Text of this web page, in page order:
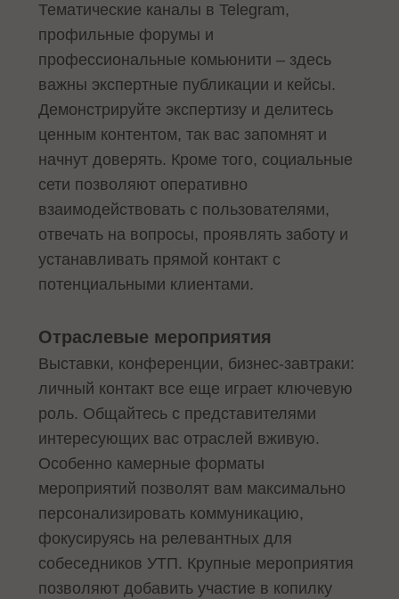
Тематические каналы в Telegram,
профильные форумы и
профессиональные комьюнити – здесь
важны экспертные публикации и кейсы.
Демонстрируйте экспертизу и делитесь
ценным контентом, так вас запомнят и
начнут доверять. Кроме того, социальные
сети позволяют оперативно
взаимодействовать с пользователями,
отвечать на вопросы, проявлять заботу и
устанавливать прямой контакт с
потенциальными клиентами.
Отраслевые мероприятия
Выставки, конференции, бизнес-завтраки:
личный контакт все еще играет ключевую
роль. Общайтесь с представителями
интересующих вас отраслей вживую.
Особенно камерные форматы
мероприятий позволят вам максимально
персонализировать коммуникацию,
фокусируясь на релевантных для
собеседников УТП. Крупные мероприятия
позволяют добавить участие в копилку